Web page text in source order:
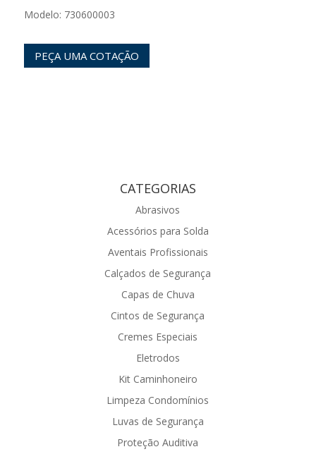
Modelo: 730600003
PEÇA UMA COTAÇÃO
CATEGORIAS
Abrasivos
Acessórios para Solda
Aventais Profissionais
Calçados de Segurança
Capas de Chuva
Cintos de Segurança
Cremes Especiais
Eletrodos
Kit Caminhoneiro
Limpeza Condomínios
Luvas de Segurança
Proteção Auditiva